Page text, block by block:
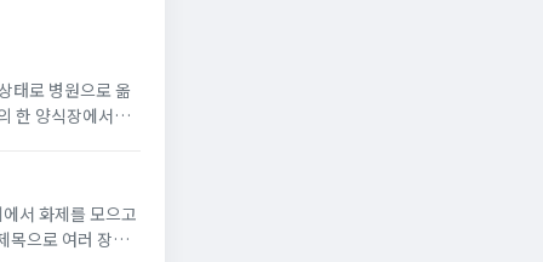
태로 병원으로 옮
한 양식장에서
서 화제를 모으고
목으로 여러 장의